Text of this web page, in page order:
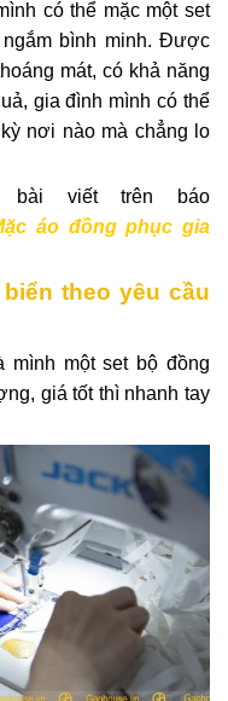
có thể mặc một set
bình minh. Được
mát, có khả năng
gia đình mình có thể
nơi nào mà chẳng lo
bài viết trên báo
áo đồng phục gia
theo yêu cầu
mình một set bộ đồng
giá tốt thì nhanh tay